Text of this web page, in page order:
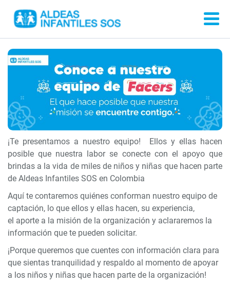
¡Te presentamos a nuestro equipo! Ellos y ellas hacen
posible que nuestra labor se conecte con el apoyo que
brindas a la vida de miles de niños y niñas que hacen parte
de Aldeas Infantiles SOS en Colombia
Aquí te contaremos quiénes conforman nuestro equipo de
captación, lo que ellos y ellas hacen, su experiencia,
el aporte a la misión de la organización y aclararemos la
información que te pueden solicitar.
¡Porque queremos que cuentes con información clara para
que sientas tranquilidad y respaldo al momento de apoyar
a los niños y niñas que hacen parte de la organización!